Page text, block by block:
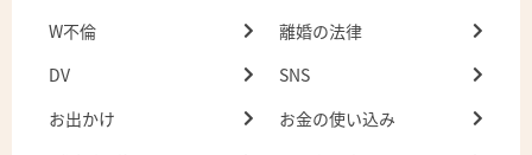
W不倫
離婚の法律
DV
SNS
お出かけ
お金の使い込み